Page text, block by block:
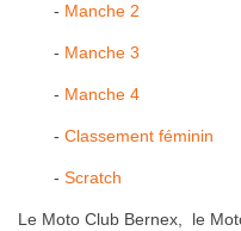
- Manche 2
- Manche 3
- Manche 4
- Classement féminin
- Scratch
Le Moto Club Bernex, le